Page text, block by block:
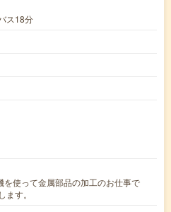
ス18分
を使って金属部品の加工のお仕事で
す。